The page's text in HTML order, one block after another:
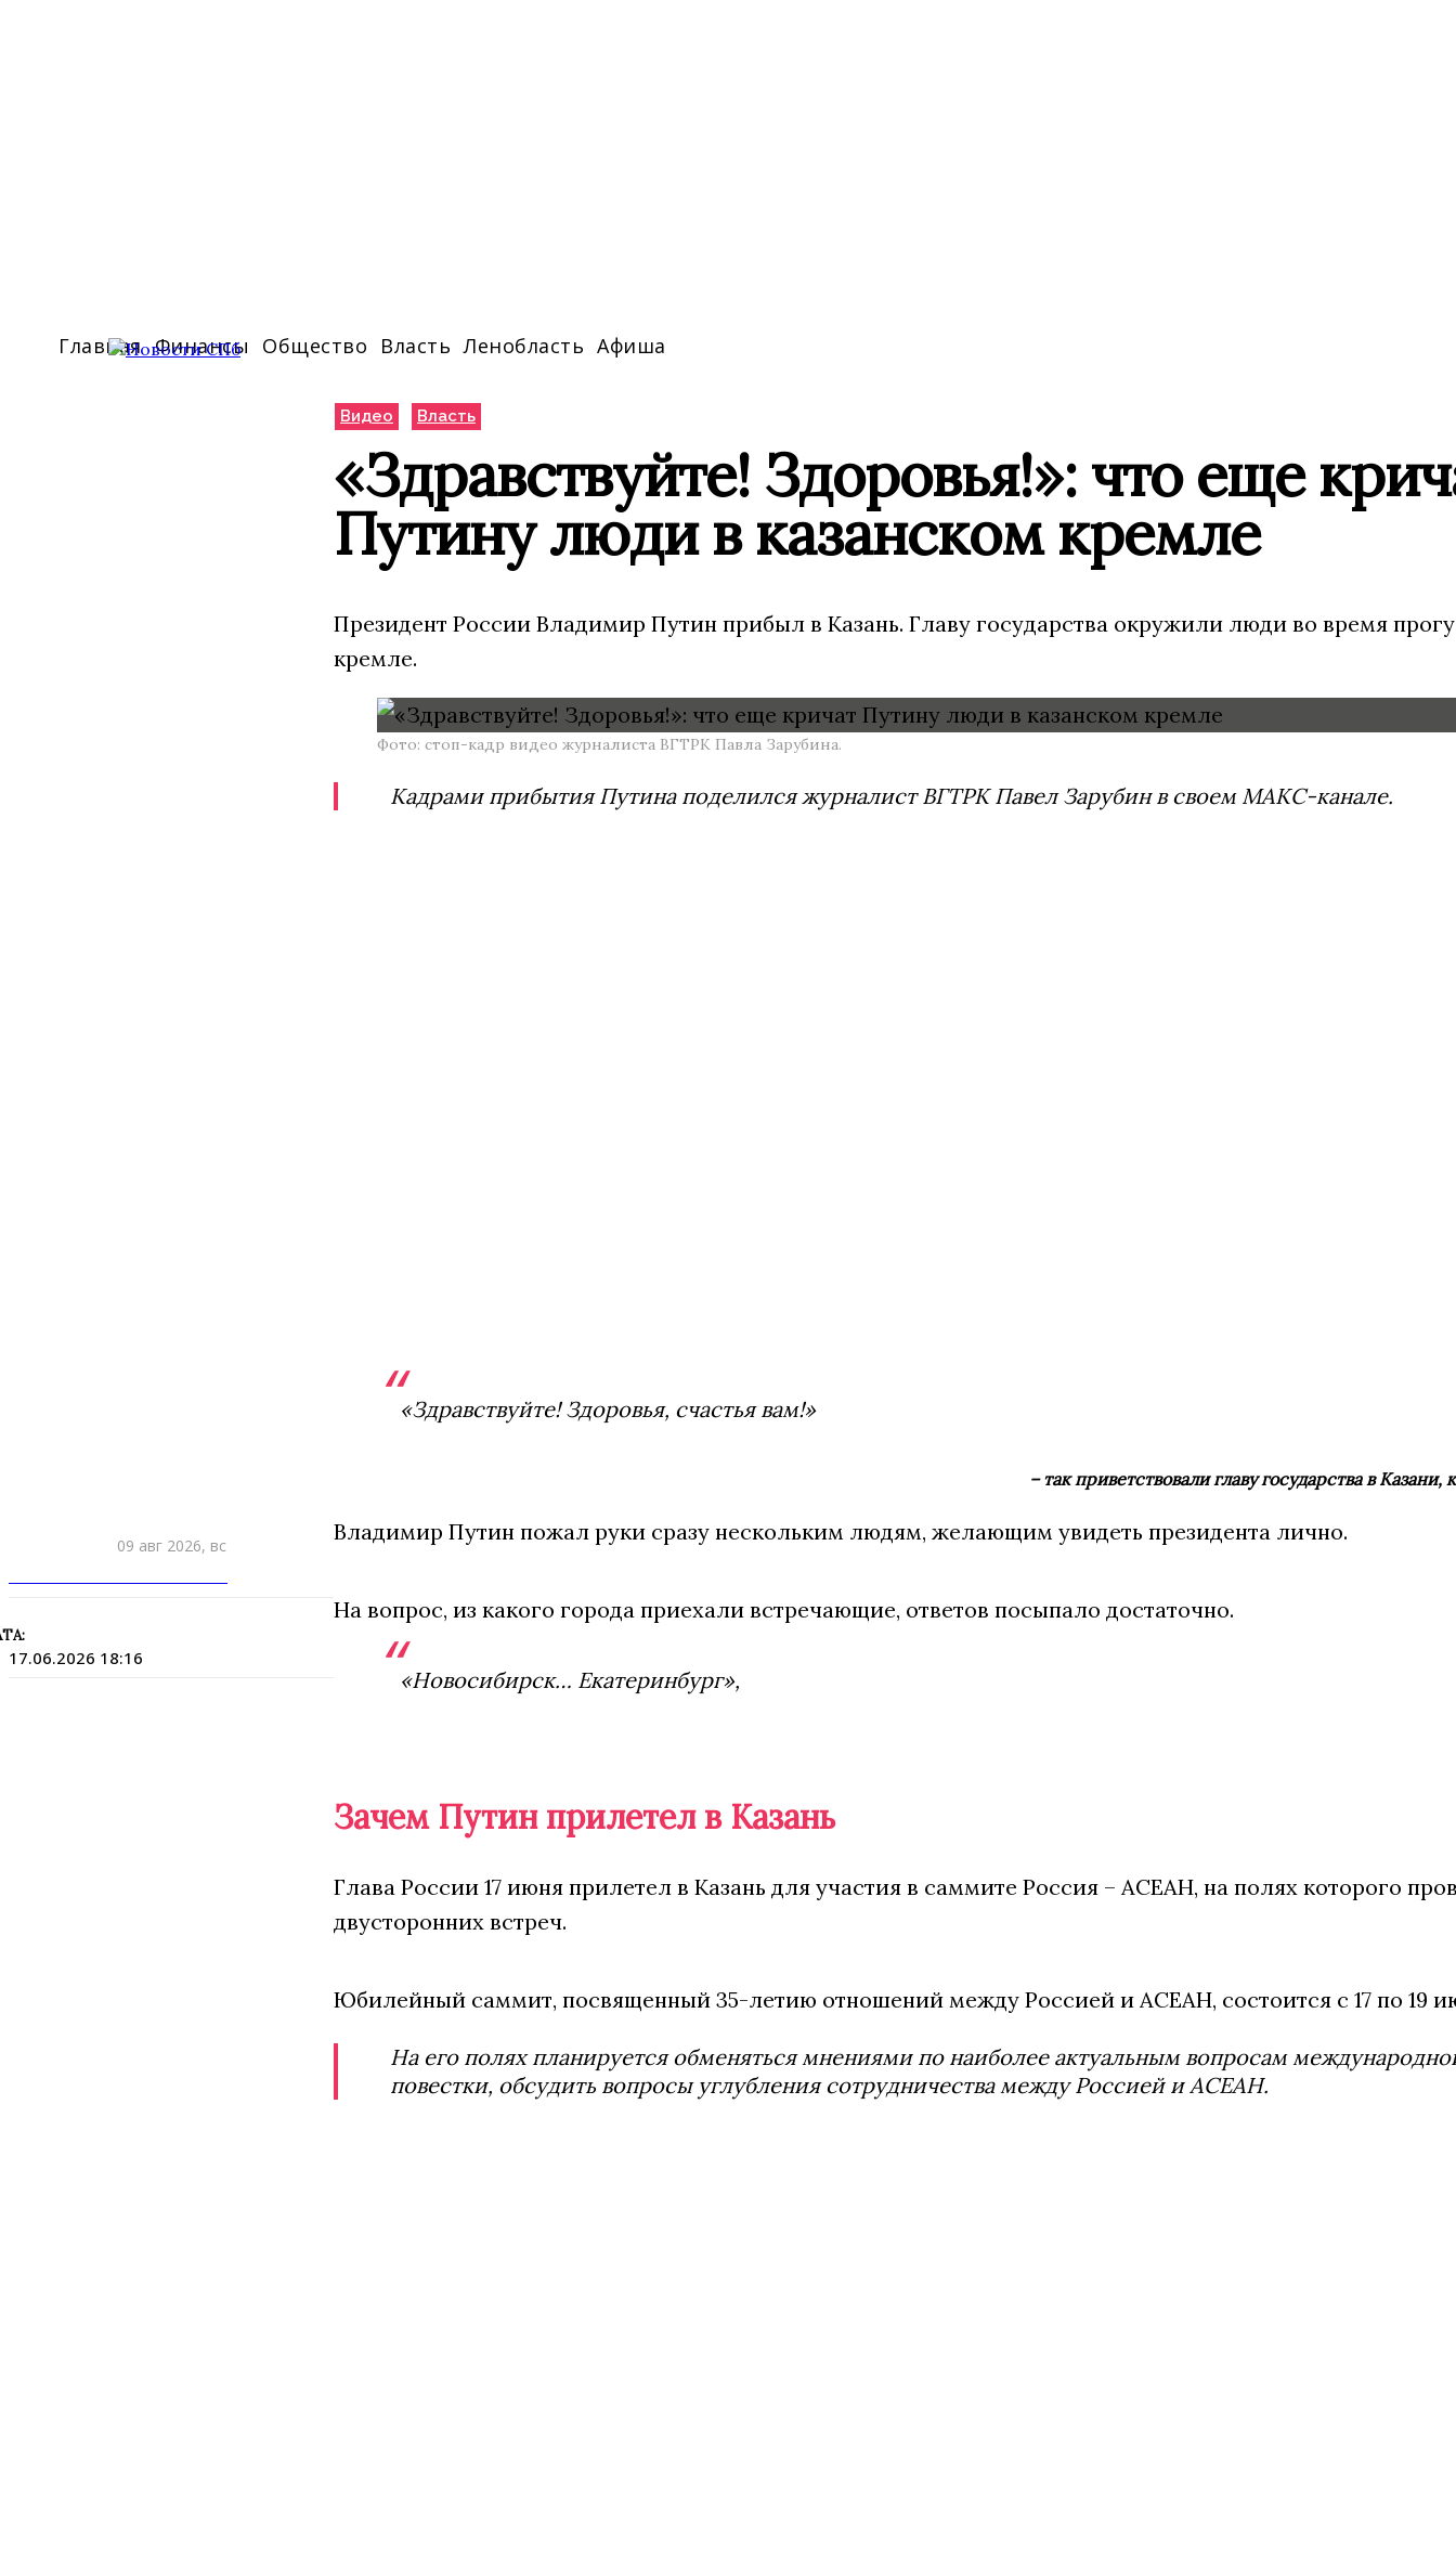
Главная Финансы Общество Власть Ленобласть Афиша
09 авг 2026, вс
17.06.2026 18:16
Видео Власть
«Здравствуйте! Здоровья!»: что еще
Путину люди в казанском кремле
Президент России Владимир Путин прибыл в Казань. Главу государства окружили люди во время
кремле.
Фото: стоп-кадр видео журналиста ВГТРК Павла Зарубина.
Кадрами прибытия Путина поделился журналист ВГТРК Павел Зарубин в своем МАКС-канале.
«Здравствуйте! Здоровья, счастья вам!»
– так приветствовали главу государства в
Владимир Путин пожал руки сразу нескольким людям, желающим увидеть президента лично.
На вопрос, из какого города приехали встречающие, ответов посыпало достаточно.
«Новосибирск… Екатеринбург»,
Зачем Путин прилетел в Казань
Глава России 17 июня прилетел в Казань для участия в саммите Россия – АСЕАН, на полях которого
двусторонних встреч.
Юбилейный саммит, посвященный 35-летию отношений между Россией и АСЕАН, состоится с 17 по 19
На его полях планируется обменяться мнениями по наиболее актуальным вопросам
повестки, обсудить вопросы углубления сотрудничества между Россией и АСЕАН.